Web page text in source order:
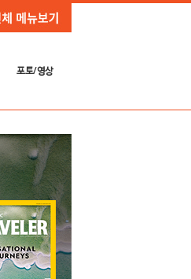
포토/영상